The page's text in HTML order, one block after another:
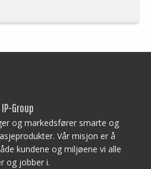
høyder etter kundens ønskemål.
å klare ovennevnte dynamiske
IP-Group
og markedsfører smarte og
Vår misjon er å
kundene og miljøene vi alle
og jobber i.